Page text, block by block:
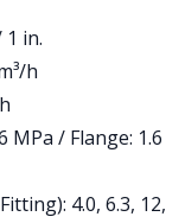
in.
h
MPa / Flange: 1.6
4.0, 6.3, 12,